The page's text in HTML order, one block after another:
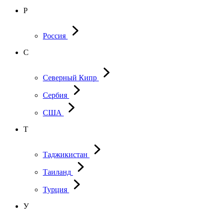
Р
Россия
С
Северный Кипр
Сербия
США
Т
Таджикистан
Таиланд
Турция
У